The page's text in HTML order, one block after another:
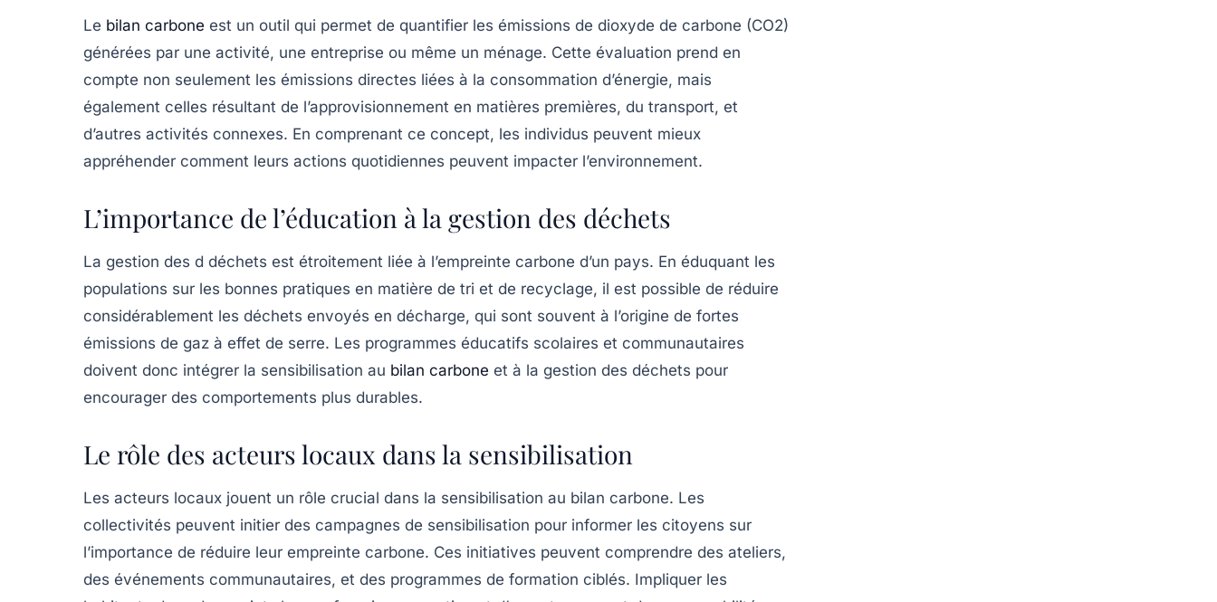
Le bilan carbone est un outil qui permet de quantifier les émissions de dioxyde de carbone (CO2)
générées par une activité, une entreprise ou même un ménage. Cette évaluation prend en
compte non seulement les émissions directes liées à la consommation d’énergie, mais
également celles résultant de l’approvisionnement en matières premières, du transport, et
d’autres activités connexes. En comprenant ce concept, les individus peuvent mieux
appréhender comment leurs actions quotidiennes peuvent impacter l’environnement.
L’importance de l’éducation à la gestion des déchets
La gestion des d déchets est étroitement liée à l’empreinte carbone d’un pays. En éduquant les
populations sur les bonnes pratiques en matière de tri et de recyclage, il est possible de réduire
considérablement les déchets envoyés en décharge, qui sont souvent à l’origine de fortes
émissions de gaz à effet de serre. Les programmes éducatifs scolaires et communautaires
doivent donc intégrer la sensibilisation au bilan carbone et à la gestion des déchets pour
encourager des comportements plus durables.
Le rôle des acteurs locaux dans la sensibilisation
Les acteurs locaux jouent un rôle crucial dans la sensibilisation au bilan carbone. Les
collectivités peuvent initier des campagnes de sensibilisation pour informer les citoyens sur
l’importance de réduire leur empreinte carbone. Ces initiatives peuvent comprendre des ateliers,
des événements communautaires, et des programmes de formation ciblés. Impliquer les